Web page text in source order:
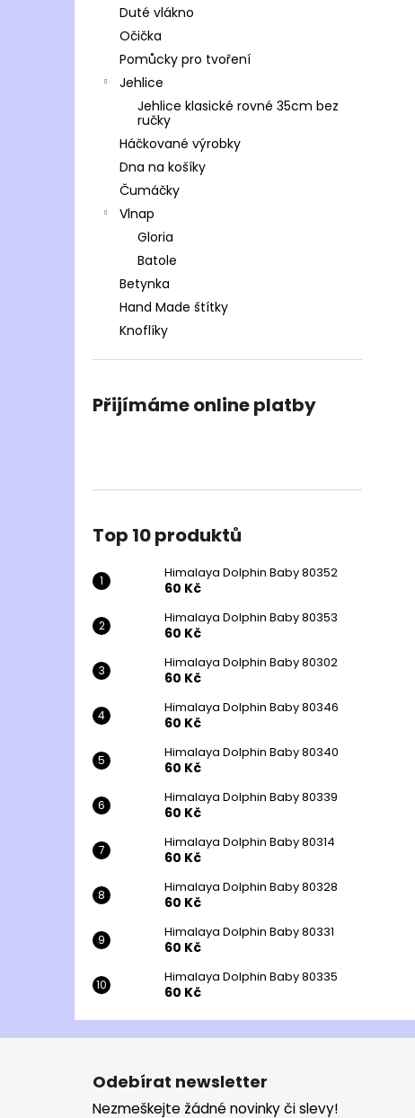
Duté vlákno
Očička
Pomůcky pro tvoření
Jehlice
Jehlice klasické rovné 35cm bez
ručky
Háčkované výrobky
Dna na košíky
Čumáčky
Vlnap
Gloria
Batole
Betynka
Hand Made štítky
Knoflíky
Přijímáme online platby
Top 10 produktů
Himalaya Dolphin Baby 80352
60 Kč
Himalaya Dolphin Baby 80353
60 Kč
Himalaya Dolphin Baby 80302
60 Kč
Himalaya Dolphin Baby 80346
60 Kč
Himalaya Dolphin Baby 80340
60 Kč
Himalaya Dolphin Baby 80339
60 Kč
Himalaya Dolphin Baby 80314
60 Kč
Himalaya Dolphin Baby 80328
60 Kč
Himalaya Dolphin Baby 80331
60 Kč
Himalaya Dolphin Baby 80335
60 Kč
Z
Odebírat newsletter
Nezmeškejte žádné novinky či slevy!